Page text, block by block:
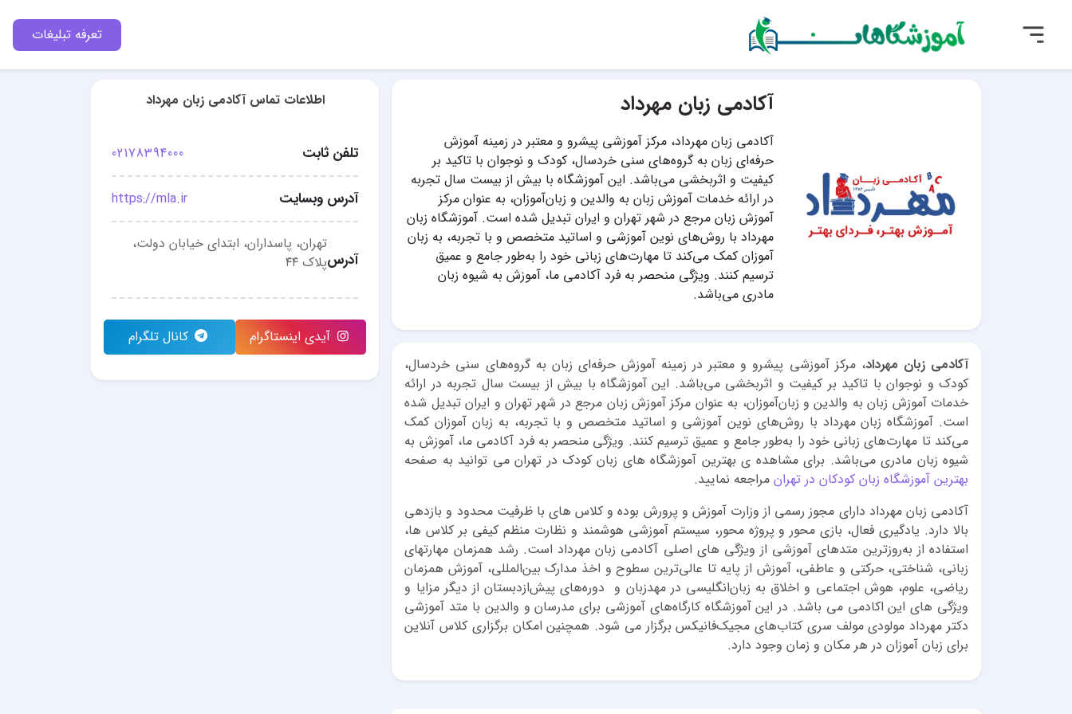
تعرفه تبلیغات
آکادمی زبان مهرداد
آکادمی زبان مهرداد، مرکز آموزشی پیشرو و معتبر در زمینه آموزش
حرفه‌ای زبان به گروه‌های سنی خردسال، کودک و نوجوان با تاکید بر
کیفیت و اثربخشی می‌باشد. این آموزشگاه با بیش از بیست سال تجربه
در ارائه خدمات آموزش زبان به والدین و زبان‌آموزان، به عنوان مرکز
آموزش زبان مرجع در شهر تهران و ایران تبدیل شده است. آموزشگاه زبان
مهرداد با روش‌های نوین آموزشی و اساتید متخصص و با تجربه، به زبان
آموزان کمک می‌کند تا مهارت‌های زبانی خود را به‌طور جامع و عمیق
ترسیم کنند. ویژگی منحصر به فرد آکادمی ما، آموزش به شیوه زبان
مادری می‌باشد.
آکادمی زبان مهرداد، مرکز آموزشی پیشرو و معتبر در زمینه آموزش حرفه‌ای زبان به گروه‌های سنی خردسال،
کودک و نوجوان با تاکید بر کیفیت و اثربخشی می‌باشد. این آموزشگاه با بیش از بیست سال تجربه در ارائه
خدمات آموزش زبان به والدین و زبان‌آموزان، به عنوان مرکز آموزش زبان مرجع در شهر تهران و ایران تبدیل شده
است. آموزشگاه زبان مهرداد با روش‌های نوین آموزشی و اساتید متخصص و با تجربه، به زبان آموزان کمک
می‌کند تا مهارت‌های زبانی خود را به‌طور جامع و عمیق ترسیم کنند. ویژگی منحصر به فرد آکادمی ما، آموزش به
شیوه زبان مادری می‌باشد. برای مشاهده ی بهترین آموزشگاه های زبان کودک در تهران می توانید به صفحه
بهترین آموزشگاه زبان کودکان در تهران مراجعه نمایید.
آکادمی زبان مهرداد دارای مجوز رسمی از وزارت آموزش و پرورش بوده و کلاس های با ظرفیت محدود و بازدهی
بالا دارد. یادگیری فعال، بازی محور و پروژه محور، سیستم آموزشی هوشمند و نظارت منظم کیفی بر کلاس ها،
استفاده از ‌به‌روز‌ترین متدهای آموزشی از ویژگی های اصلی آکادمی زبان مهرداد است. رشد همزمان مهارتهای
زبانی، شناختی، حرکتی و عاطفی، آموزش از پایه تا عالی‌ترین سطوح و اخذ مدارک بین‌المللی، آموزش همزمان
ریاضی، علوم، هوش اجتماعی و اخلاق به زبان‌انگلیسی در مهد‌زبان و دوره‌های پیش‌از‌دبستان از دیگر مزایا و
ویژگی های این اکادمی می باشد. در این آموزشگاه کارگاه‌های آموزشی برای مدرسان و والدین با متد آموزشی
دکتر مهرداد مولودی مولف سری کتاب‌های مجیک‌فانیکس برگزار می شود. همچنین امکان برگزاری کلاس آنلاین
برای زبان آموزان در هر مکان و زمان وجود دارد.
اطلاعات تماس آکادمی زبان مهرداد
تلفن ثابت 02178394000
آدرس وبسایت https://mla.ir
آدرس
تهران، پاسداران، ابتدای خیابان دولت،
پلاک ۴۴
آیدی اینستاگرام کانال تلگرام